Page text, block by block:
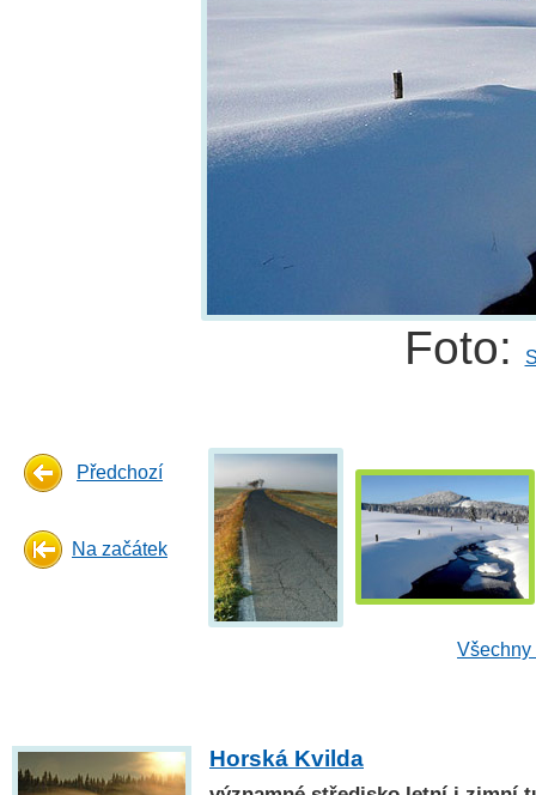
Foto:
Předchozí
Na začátek
Všechny
Horská Kvilda